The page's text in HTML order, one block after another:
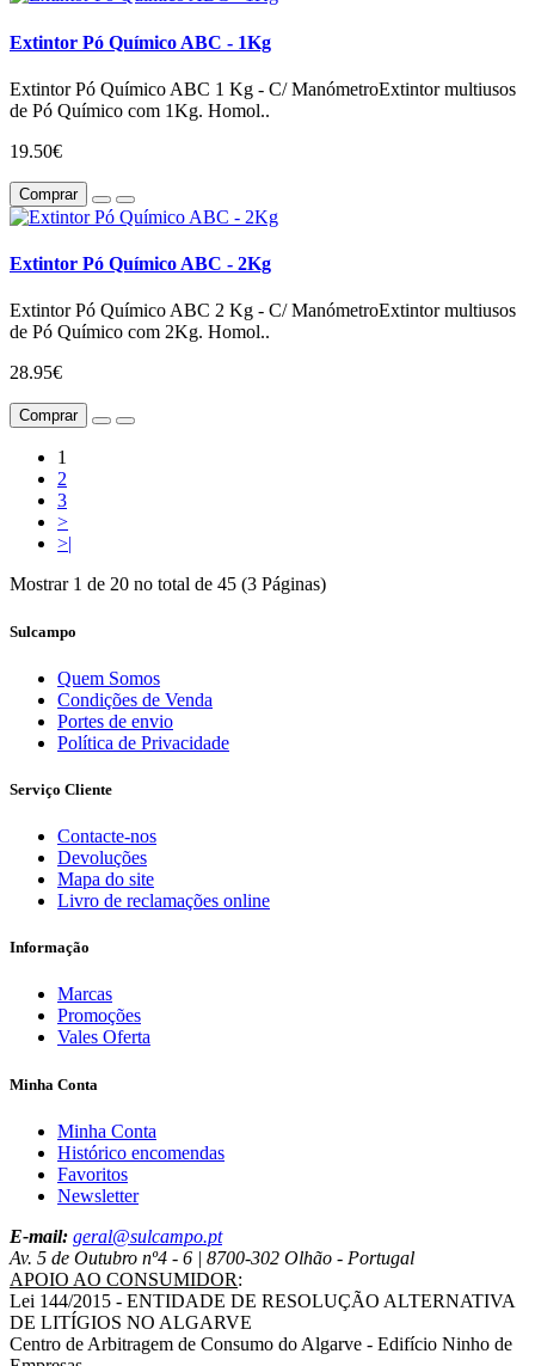
Extintor Pó Químico ABC - 1Kg
Extintor Pó Químico ABC 1 Kg - C/ ManómetroExtintor multiusos
de Pó Químico com 1Kg. Homol..
19.50€
Comprar
Extintor Pó Químico ABC - 2Kg
Extintor Pó Químico ABC 2 Kg - C/ ManómetroExtintor multiusos
de Pó Químico com 2Kg. Homol..
28.95€
Comprar
1
2
3
>
>|
Mostrar 1 de 20 no total de 45 (3 Páginas)
Sulcampo
Quem Somos
Condições de Venda
Portes de envio
Política de Privacidade
Serviço Cliente
Contacte-nos
Devoluções
Mapa do site
Livro de reclamações online
Informação
Marcas
Promoções
Vales Oferta
Minha Conta
Minha Conta
Histórico encomendas
Favoritos
Newsletter
E-mail: geral@sulcampo.pt
Av. 5 de Outubro nº4 - 6 | 8700-302 Olhão - Portugal
APOIO AO CONSUMIDOR:
Lei 144/2015 - ENTIDADE DE RESOLUÇÃO ALTERNATIVA
DE LITÍGIOS NO ALGARVE
Centro de Arbitragem de Consumo do Algarve - Edifício Ninho de